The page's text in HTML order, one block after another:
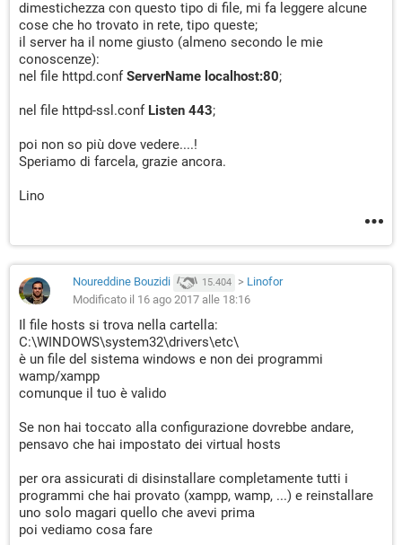
dimestichezza con questo tipo di file, mi fa leggere alcune
cose che ho trovato in rete, tipo queste;
il server ha il nome giusto (almeno secondo le mie
conoscenze):
nel file httpd.confServerName localhost:80;
nel file httpd-ssl.conf Listen 443;
poi non so più dove vedere....!
Speriamo di farcela, grazie ancora.
Lino
Noureddine Bouzidi 15.404 > Linofor
Modificato il 16 ago 2017 alle 18:16
Il file hosts si trova nella cartella:
C:\WINDOWS\system32\drivers\etc\
è un file del sistema windows e non dei programmi
wamp/xampp
comunque il tuo è valido
Se non hai toccato alla configurazione dovrebbe andare,
pensavo che hai impostato dei virtual hosts
per ora assicurati di disinstallare completamente tutti i
programmi che hai provato (xampp, wamp, ...) e reinstallare
uno solo magari quello che avevi prima
poi vediamo cosa fare